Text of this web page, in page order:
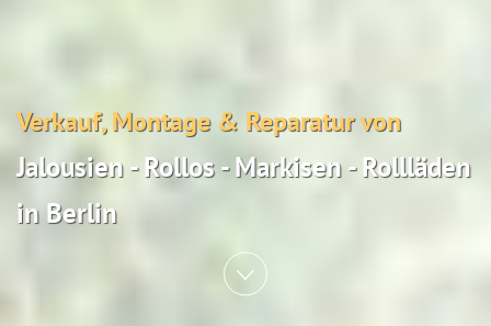
Verkauf, Montage & Reparatur von
Jalousien - Rollos - Markisen - Rollläden
in Berlin